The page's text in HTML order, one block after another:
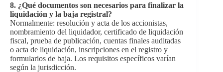
8. ¿Qué documentos son necesarios para finalizar la
liquidación y la baja registral?
Normalmente: resolución y acta de los accionistas,
nombramiento del liquidador, certificado de liquidación
fiscal, prueba de publicación, cuentas finales auditadas
o acta de liquidación, inscripciones en el registro y
formularios de baja. Los requisitos específicos varían
según la jurisdicción.